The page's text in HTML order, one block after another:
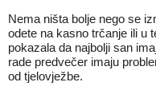
Nema ništa bolje nego se
odete na kasno trčanje ili u
pokazala da najbolji san
rade predvečer imaju
od tjelovježbe.